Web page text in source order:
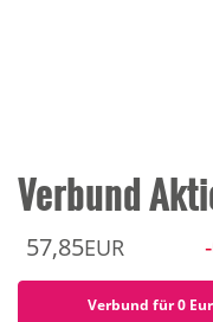
Verbund
57,85EUR
Verbund für 0